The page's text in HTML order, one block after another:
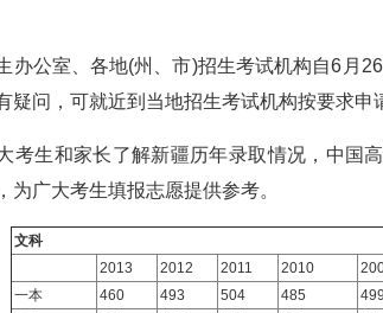
办公室、各地(州、市)招生考试机构自6月
疑问，可就近到当地招生考试机构按要求申
考生和家长了解新疆历年录取情况，中国
为广大考生填报志愿提供参考。
文科
2013
2012 2011 2010
一本
460 493 504 485 499